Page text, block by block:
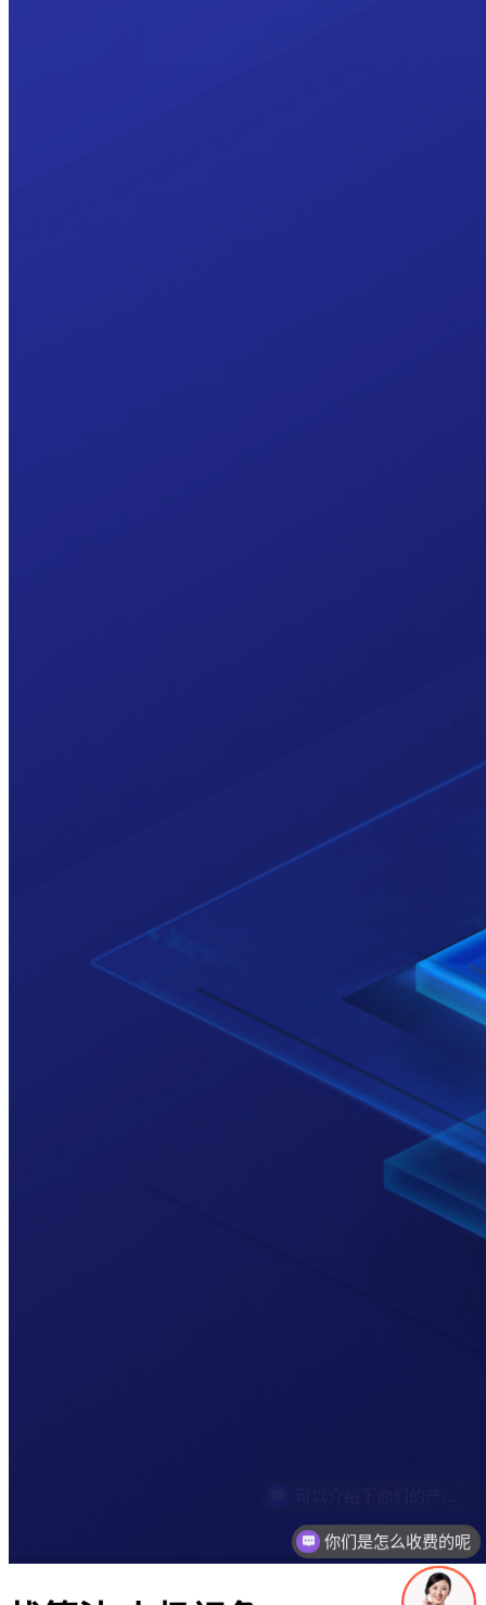
你们是怎么收费的呢